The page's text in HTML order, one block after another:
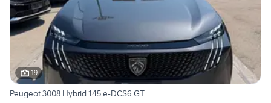
19
Peugeot 3008 Hybrid 145 e-DCS6 GT